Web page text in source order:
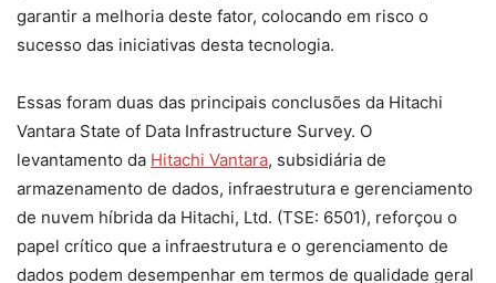
garantir a melhoria deste fator, colocando em risco o
sucesso das iniciativas desta tecnologia.
Essas foram duas das principais conclusões da Hitachi
Vantara State of Data Infrastructure Survey. O
levantamento da Hitachi Vantara, subsidiária de
armazenamento de dados, infraestrutura e gerenciamento
de nuvem híbrida da Hitachi, Ltd. (TSE: 6501), reforçou o
papel crítico que a infraestrutura e o gerenciamento de
dados podem desempenhar em termos de qualidade geral